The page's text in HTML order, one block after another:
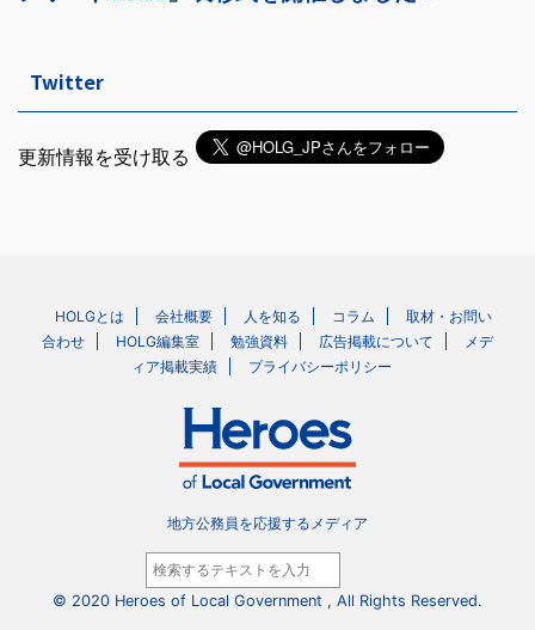
Twitter
更新情報を受け取る
HOLGとは 会社概要 人を知る コラム
取材・お問い
合わせ
HOLG編集室 勉強資料 広告掲載について
メデ
ィア掲載実績
プライバシーポリシー
地方公務員を応援するメディア
© 2020 Heroes of Local Government , All Rights Reserved.